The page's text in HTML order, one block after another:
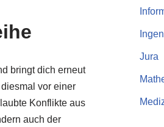
bringt dich erneut
vor einer
Konflikte aus
auch der
Jura